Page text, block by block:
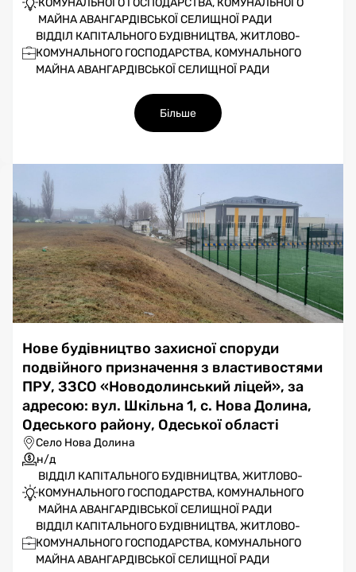
КОМУНАЛЬНОГО ГОСПОДАРСТВА, КОМУНАЛЬНОГО
МАЙНА АВАНГАРДІВСЬКОЇ СЕЛИЩНОЇ РАДИ
ВІДДІЛ КАПІТАЛЬНОГО БУДІВНИЦТВА, ЖИТЛОВО-
КОМУНАЛЬНОГО ГОСПОДАРСТВА, КОМУНАЛЬНОГО
МАЙНА АВАНГАРДІВСЬКОЇ СЕЛИЩНОЇ РАДИ
Більше
Нове будівництво захисної споруди
подвійного призначення з властивостями
ПРУ, ЗЗСО «Новодолинський ліцей», за
адресою: вул. Шкільна 1, с. Нова Долина,
Одеського району, Одеської області
Село Нова Долина
н/д
ВІДДІЛ КАПІТАЛЬНОГО БУДІВНИЦТВА, ЖИТЛОВО-
КОМУНАЛЬНОГО ГОСПОДАРСТВА, КОМУНАЛЬНОГО
МАЙНА АВАНГАРДІВСЬКОЇ СЕЛИЩНОЇ РАДИ
ВІДДІЛ КАПІТАЛЬНОГО БУДІВНИЦТВА, ЖИТЛОВО-
КОМУНАЛЬНОГО ГОСПОДАРСТВА, КОМУНАЛЬНОГО
МАЙНА АВАНГАРДІВСЬКОЇ СЕЛИЩНОЇ РАДИ